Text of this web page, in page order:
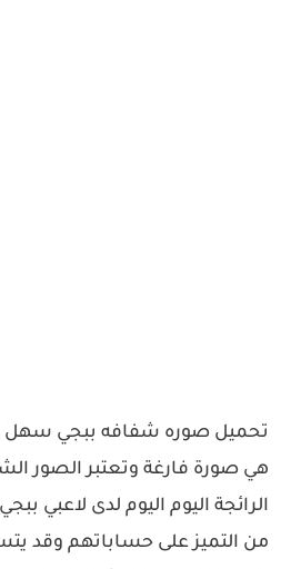
تحميل صوره شفافه ببجي سهل
هي صورة فارغة وتعتبر الصور
الرائجة اليوم اليوم لدى لاعبي
من التميز على حساباتهم وقد